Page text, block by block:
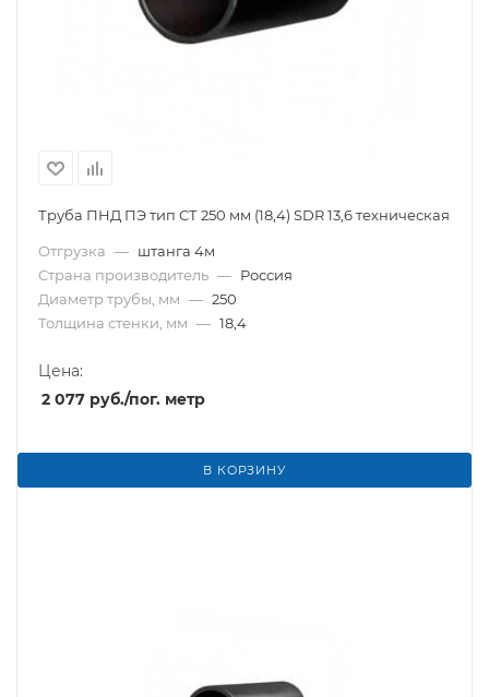
Труба ПНД ПЭ тип CТ 250 мм (18,4) SDR 13,6 техническая
Отгрузка — штанга 4м
Страна производитель — Россия
Диаметр трубы, мм — 250
Толщина стенки, мм — 18,4
Цена:
2 077 руб./пог. метр
В КОРЗИНУ